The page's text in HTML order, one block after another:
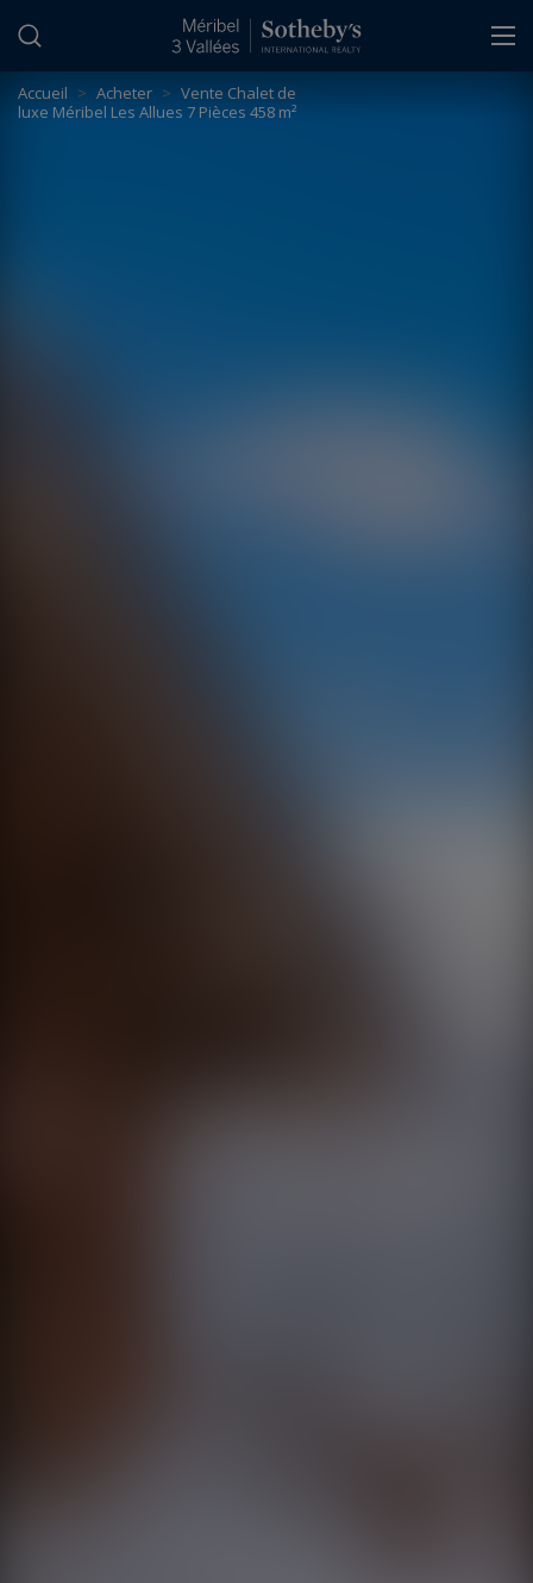
Accueil > Acheter > Vente Chalet de
luxe Méribel Les Allues 7 Pièces 458 m²